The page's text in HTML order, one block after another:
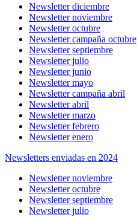
Newsletter diciembre
Newsletter noviembre
Newsletter octubre
Newsletter campaña octubre
Newsletter septiembre
Newsletter julio
Newsletter junio
Newsletter mayo
Newsletter campaña abril
Newsletter abril
Newsletter marzo
Newsletter febrero
Newsletter enero
Newsletters enviadas en 2024
Newsletter noviembre
Newsletter octubre
Newsletter septiembre
Newsletter julio